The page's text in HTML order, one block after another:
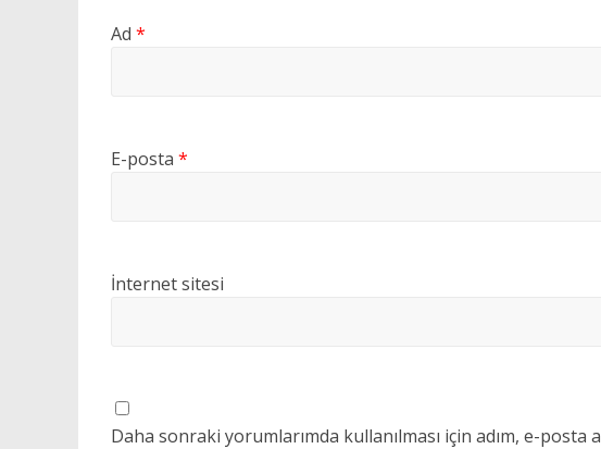
Ad *
E-posta *
İnternet sitesi
Daha sonraki yorumlarımda kullanılması için adım, e-posta